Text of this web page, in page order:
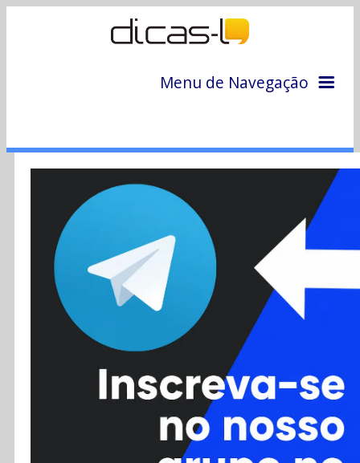
Menu de Navegação
Colunas
Colaboradores
Cursos
Enviar Dica